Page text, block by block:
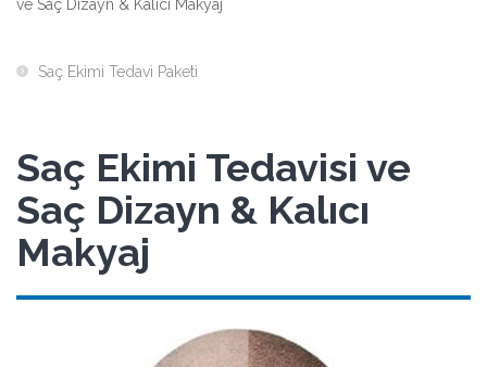
ve Saç Dizayn & Kalıcı Makyaj
Saç Ekimi Tedavi Paketi
Saç Ekimi Tedavisi ve
Saç Dizayn & Kalıcı
Makyaj